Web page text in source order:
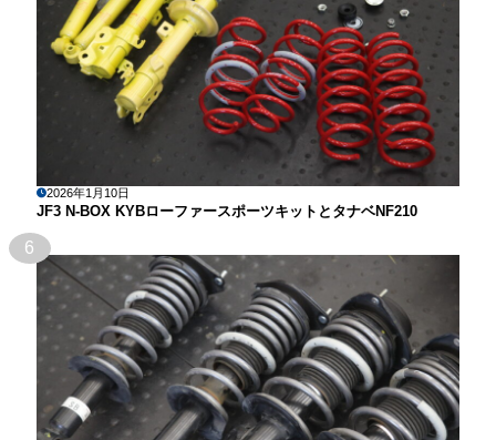
2026年1月10日
JF3 N-BOX KYBローファースポーツキットとタナベNF210
6